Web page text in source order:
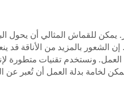
للقماش المثالي أن يحول
بالمزيد من الأناقة قد
ونستخدم تقنيات متطورة
لخامة بدلة العمل أن تُعبر